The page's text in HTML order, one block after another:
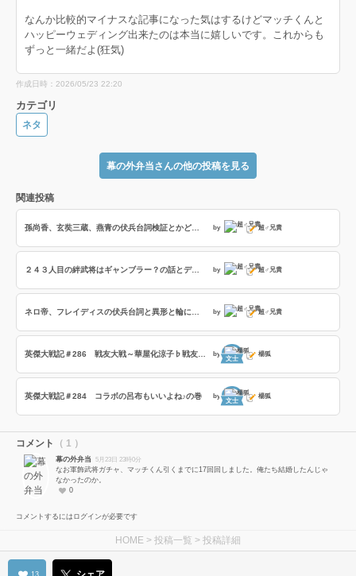
なんか比較的マイナスな記事になった気はするけどマッチくんと
ハッピーウェディング出来たのは本当に嬉しいです。これからも
ずっと一緒だよ(狂気)
作成日時：2026/05/23 22:20
カテゴリ
ネタ
幕の外弁当さんの他の投稿を見る
関連投稿
孫尚香、玄奘三蔵、燕青の伏兵台詞検証とかどうでもいいデッキの話 by 超♂兄貴
２４３人目の絆武将はギャンブラー？の話とデイリーボーナスとかまばたきの話 by 超♂兄貴
by 超♂兄貴
by
文士
楊狐
英傑大戦記＃284 コラボの呂布もいいよね♪の巻 by
文士
楊狐
コメント （ 1 ）
幕の外弁当 5月23日 23時0分
なお軍飾武将ガチャ、マッチくん引くまでに17回回しました。俺たち結婚したんじゃ
なかったのか。
0
コメントするにはログインが必要です
HOME > 投稿一覧 > 投稿詳細
13